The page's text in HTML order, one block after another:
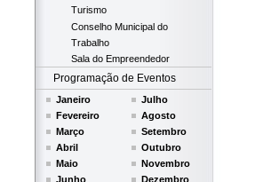
Turismo
Conselho Municipal do
Trabalho
Sala do Empreendedor
Programação de Eventos
Janeiro
Fevereiro
Março
Abril
Maio
Junho
Julho
Agosto
Setembro
Outubro
Novembro
Dezembro